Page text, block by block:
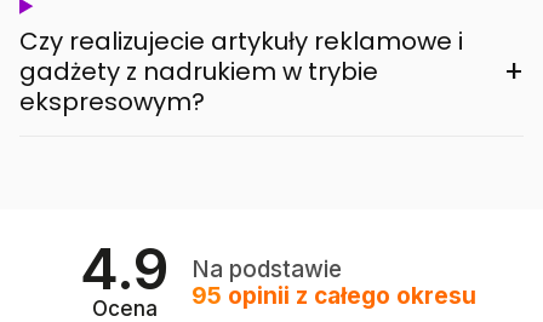
Czy realizujecie artykuły reklamowe i
gadżety z nadrukiem w trybie
ekspresowym?
+
4.9
Ocena
Na podstawie
95 opinii z całego okresu